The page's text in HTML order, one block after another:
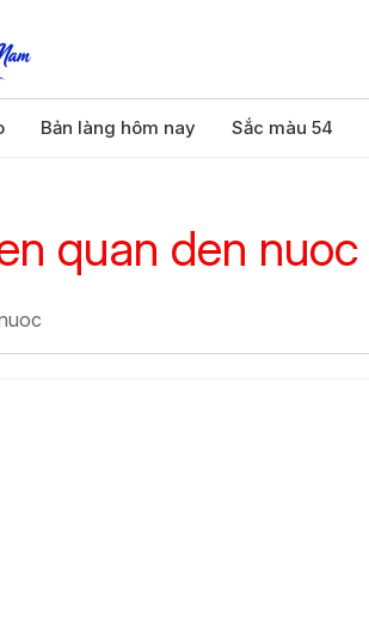
Bản làng hôm nay Sắc màu 54
quan den nuoc